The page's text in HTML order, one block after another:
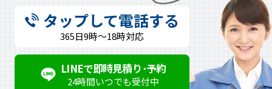
タップして電話する
365日9時～18時対応
LINEで即時見積り･予約
24時間いつでも受付中